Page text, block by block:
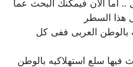
اما الآن فيمكنك البحث عما
السطر
العربى ففى كل
سلع استهلاكيه بالوطن